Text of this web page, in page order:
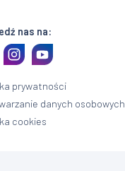
nas na:
prywatności
danych osobowych
cookies